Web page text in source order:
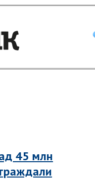
45 млн